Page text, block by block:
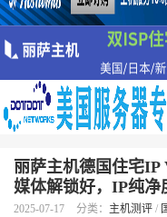
丽萨主机德国住宅IP
媒体解锁好，IP纯
2025-07-17 分类： 主机测评 /